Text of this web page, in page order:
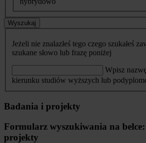
Wyszukaj
Jeżeli nie znalazłeś tego czego szukałeś
szukane słowo lub frazę poniżej
Wpisz
kierunku studiów wyższych lub
Badania i projekty
Formularz wyszukiwania na
projekty